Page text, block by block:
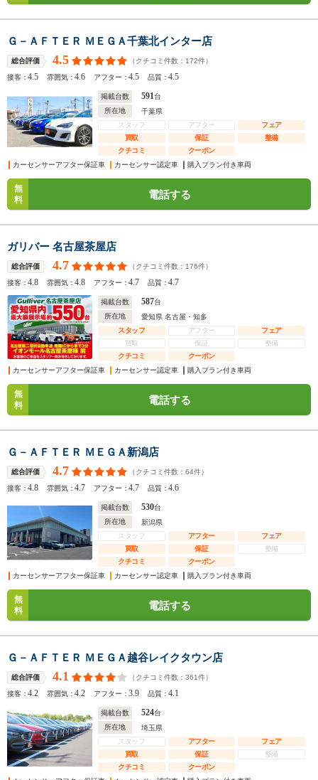
Ｇ－ＡＦＴＥＲ ＭＥＧＡ千葉北インター店
総合評価 4.5 （クチコミ件数： 172件）
接客：4.5 雰囲気：4.6 アフター：4.5 品質：4.5
掲載台数 591台
所在地
千葉県
スタッフ
アフター
フェア
買取
保証
整備
クチコミ
クーポン
カーセンサーアフター保証車
カーセンサー認定車 購入プラン付き車両
無
料
電話する
ガリバー 名古屋茶屋店
総合評価 4.7 （クチコミ件数： 176件）
接客：4.8 雰囲気：4.8 アフター：4.7 品質：4.7
掲載台数 587台
所在地
愛知県 名古屋・知多
スタッフ
アフター
フェア
買取
保証
整備
クチコミ
クーポン
カーセンサーアフター保証車
カーセンサー認定車 購入プラン付き車両
無
料
電話する
Ｇ－ＡＦＴＥＲ ＭＥＧＡ新潟店
総合評価 4.7 （クチコミ件数： 64件）
接客：4.8 雰囲気：4.7 アフター：4.7 品質：4.6
掲載台数 530台
所在地
新潟県
スタッフ
アフター
フェア
買取
保証
整備
クチコミ
クーポン
カーセンサーアフター保証車
カーセンサー認定車 購入プラン付き車両
無
料
電話する
Ｇ－ＡＦＴＥＲ ＭＥＧＡ越谷レイクタウン店
総合評価 4.1 （クチコミ件数： 361件）
接客：4.2 雰囲気：4.2 アフター：3.9 品質：4.1
掲載台数 524台
所在地
埼玉県
スタッフ
アフター
フェア
買取
保証
整備
クチコミ
クーポン